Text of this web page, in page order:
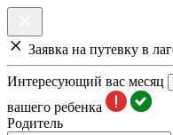
Заявка на путевку в
Интересующий вас месяц
вашего ребенка
Родитель